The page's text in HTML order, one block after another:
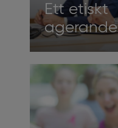
Ett etiskt
agerande